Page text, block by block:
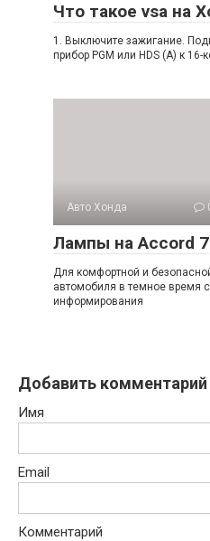
Что такое vsa на
1. Выключите зажигание.
прибор PGM или HDS (A) к 16-
Авто Хонда
Лампы на Accord 7
Для комфортной и
автомобиля в темное время
информирования
Добавить комментарий
Имя
Email
Комментарий